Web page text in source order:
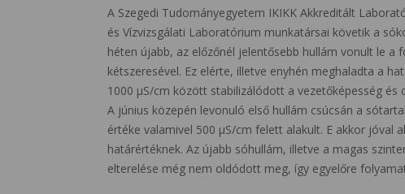
A Szegedi Tudományegyetem IKIKK Akkreditált
és Vízvizsgálati Laboratórium munkatársai követik a
héten újabb, az előzőnél jelentősebb hullám vonult le
kétszeresével. Ez elérte, illetve enyhén meghaladta a
1000 µS/cm között stabilizálódott a vezetőképesség és
A június közepén levonuló első hullám csúcsán a
értéke valamivel 500 µS/cm felett alakult. E akkor
határértéknek. Az újabb sóhullám, illetve a magas
elterelése még nem oldódott meg, így egyelőre